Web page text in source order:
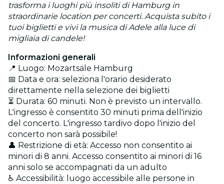
trasforma i luoghi più insoliti di Hamburg in
straordinarie location per concerti. Acquista subito i
tuoi biglietti e vivi la musica di Adele alla luce di
migliaia di candele!
Informazioni generali
📍 Luogo: Mozartsäle Hamburg
📅 Data e ora: seleziona l'orario desiderato
direttamente nella selezione dei biglietti
⏳ Durata: 60 minuti. Non è previsto un intervallo.
L'ingresso è consentito 30 minuti prima dell'inizio
del concerto. L'ingresso tardivo dopo l'inizio del
concerto non sarà possibile!
👤 Restrizione di età: Accesso non consentito ai
minori di 8 anni. Accesso consentito ai minori di 16
anni solo se accompagnati da un adulto
♿ Accessibilità: luogo accessibile alle persone in